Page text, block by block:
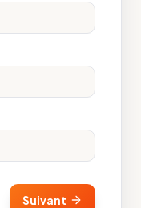
Suivant